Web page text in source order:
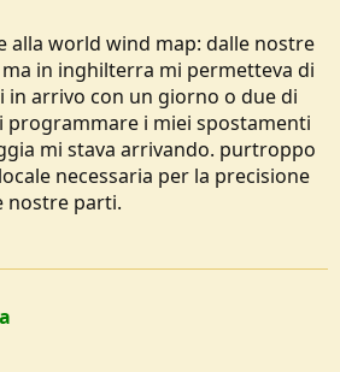
alla world wind map: dalle nostre
in inghilterra mi permetteva di
arrivo con un giorno o due di
programmare i miei spostamenti
mi stava arrivando. purtroppo
necessaria per la precisione
nostre parti.